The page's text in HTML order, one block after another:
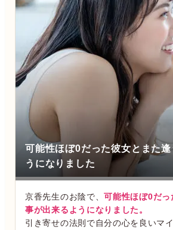
可能性ほぼ0だった彼女とまた逢
うになりました
京香先生のお陰で、可能性ほぼ0だっ
事が出来るようになりました。
引き寄せの法則で自分の心を良いマ